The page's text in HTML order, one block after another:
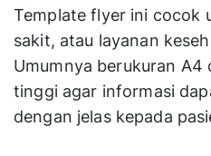
Template flyer ini cocok
sakit, atau layanan
Umumnya berukuran A4
tinggi agar informasi
dengan jelas kepada